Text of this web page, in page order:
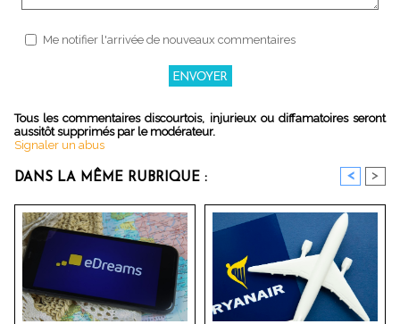
Me notifier l'arrivée de nouveaux commentaires
Tous les commentaires discourtois, injurieux ou diffamatoires seront
aussitôt supprimés par le modérateur.
Signaler un abus
DANS LA MÊME RUBRIQUE : < >